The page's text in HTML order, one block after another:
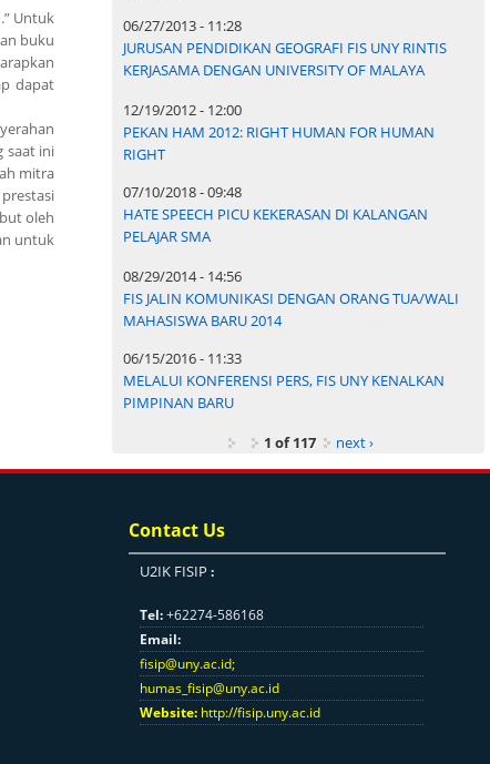
Untuk
buku
dapat
saat ini
mitra
oleh
untuk
06/27/2013 - 11:28
JURUSAN PENDIDIKAN GEOGRAFI FIS UNY RINTIS
KERJASAMA DENGAN UNIVERSITY OF MALAYA
12/19/2012 - 12:00
PEKAN HAM 2012: RIGHT HUMAN FOR HUMAN
RIGHT
07/10/2018 - 09:48
HATE SPEECH PICU KEKERASAN DI KALANGAN
PELAJAR SMA
08/29/2014 - 14:56
FIS JALIN KOMUNIKASI DENGAN ORANG TUA/WALI
MAHASISWA BARU 2014
06/15/2016 - 11:33
MELALUI KONFERENSI PERS, FIS UNY KENALKAN
PIMPINAN BARU
1 of 117
next ›
Contact Us
U2IK FISIP :
Tel:+62274-586168
Email:
fisip@uny.ac.id;
humas_fisip@uny.ac.id
Website: http://fisip.uny.ac.id